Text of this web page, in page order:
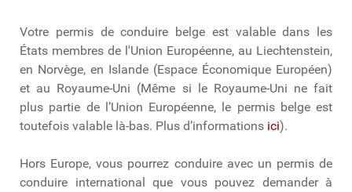
Votre permis de conduire belge est valable dans les
États membres de l'Union Européenne, au Liechtenstein,
en Norvège, en Islande (Espace Économique Européen)
et au Royaume-Uni (Même si le Royaume-Uni ne fait
plus partie de l’Union Européenne, le permis belge est
toutefois valable là-bas. Plus d’informations ici).
Hors Europe, vous pourrez conduire avec un permis de
conduire international que vous pouvez demander à